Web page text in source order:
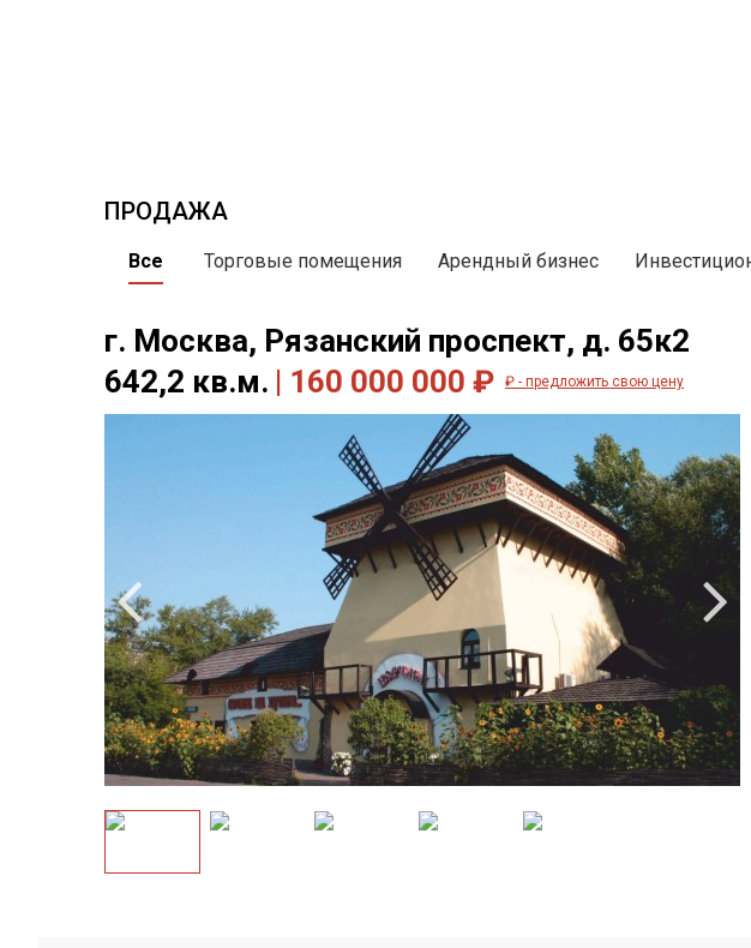
ПРОДАЖА
Все Торговые помещения Арендный бизнес
г. Москва, Рязанский проспект, д. 65к2
642,2 кв.м. | 160 000 000 ₽ ₽ - предложить свою цену